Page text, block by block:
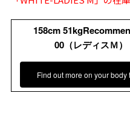
158cm
00（レディスＭ）
Find out more on your body